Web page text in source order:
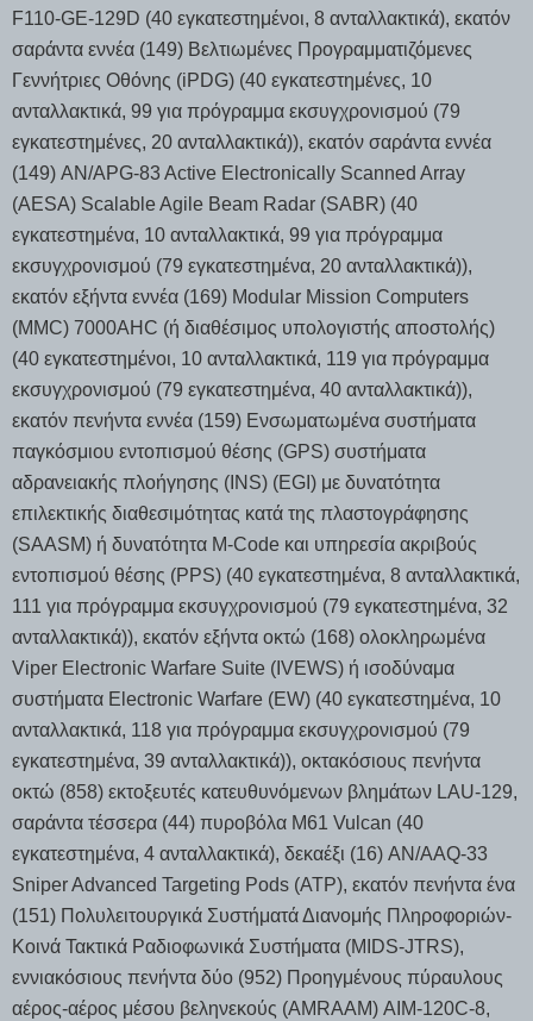
F110-GE-129D (40 εγκατεστημένοι, 8 ανταλλακτικά), εκατόν
σαράντα εννέα (149) Βελτιωμένες Προγραμματιζόμενες
Γεννήτριες Οθόνης (iPDG) (40 εγκατεστημένες, 10
ανταλλακτικά, 99 για πρόγραμμα εκσυγχρονισμού (79
εγκατεστημένες, 20 ανταλλακτικά)), εκατόν σαράντα εννέα
(149) AN/APG-83 Active Electronically Scanned Array
(AESA) Scalable Agile Beam Radar (SABR) (40
εγκατεστημένα, 10 ανταλλακτικά, 99 για πρόγραμμα
εκσυγχρονισμού (79 εγκατεστημένα, 20 ανταλλακτικά)),
εκατόν εξήντα εννέα (169) Modular Mission Computers
(MMC) 7000AHC (ή διαθέσιμος υπολογιστής αποστολής)
(40 εγκατεστημένοι, 10 ανταλλακτικά, 119 για πρόγραμμα
εκσυγχρονισμού (79 εγκατεστημένα, 40 ανταλλακτικά)),
εκατόν πενήντα εννέα (159) Ενσωματωμένα συστήματα
παγκόσμιου εντοπισμού θέσης (GPS) συστήματα
αδρανειακής πλοήγησης (INS) (EGI) με δυνατότητα
επιλεκτικής διαθεσιμότητας κατά της πλαστογράφησης
(SAASM) ή δυνατότητα M-Code και υπηρεσία ακριβούς
εντοπισμού θέσης (PPS) (40 εγκατεστημένα, 8 ανταλλακτικά,
111 για πρόγραμμα εκσυγχρονισμού (79 εγκατεστημένα, 32
ανταλλακτικά)), εκατόν εξήντα οκτώ (168) ολοκληρωμένα
Viper Electronic Warfare Suite (IVEWS) ή ισοδύναμα
συστήματα Electronic Warfare (EW) (40 εγκατεστημένα, 10
ανταλλακτικά, 118 για πρόγραμμα εκσυγχρονισμού (79
εγκατεστημένα, 39 ανταλλακτικά)), οκτακόσιους πενήντα
οκτώ (858) εκτοξευτές κατευθυνόμενων βλημάτων LAU-129,
σαράντα τέσσερα (44) πυροβόλα M61 Vulcan (40
εγκατεστημένα, 4 ανταλλακτικά), δεκαέξι (16) AN/AAQ-33
Sniper Advanced Targeting Pods (ATP), εκατόν πενήντα ένα
(151) Πολυλειτουργικά Συστήματά Διανομής Πληροφοριών-
Κοινά Τακτικά Ραδιοφωνικά Συστήματα (MIDS-JTRS),
εννιακόσιους πενήντα δύο (952) Προηγμένους πύραυλους
αέρος-αέρος μέσου βεληνεκούς (AMRAAM) AIM-120C-8,